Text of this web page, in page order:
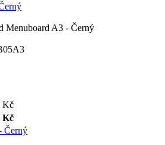
Kč
Kč
Černý